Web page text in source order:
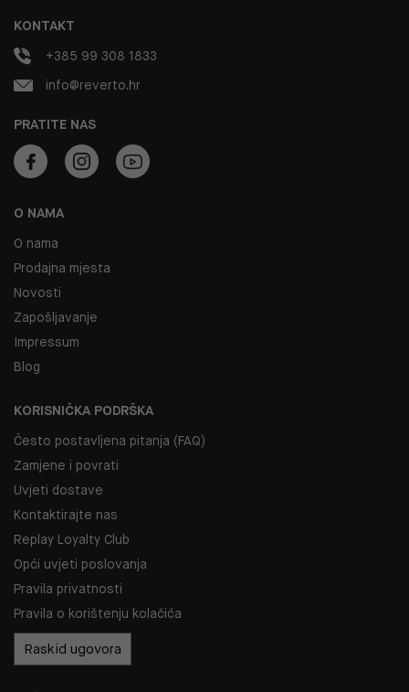
O NAMA
O nama
Prodajna mjesta
Novosti
Zapošljavanje
Impressum
Blog
KORISNIČKA PODRŠKA
Često postavljena pitanja (FAQ)
Zamjene i povrati
Uvjeti dostave
Kontaktirajte nas
Replay Loyalty Club
Opći uvjeti poslovanja
Pravila privatnosti
Pravila o korištenju kolačića
Raskid ugovora
PRATITE NAS
KONTAKT
+385 99 308 1833
info@reverto.hr